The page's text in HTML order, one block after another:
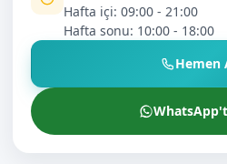
Hafta içi: 09:00 - 21:00
Hafta sonu: 10:00 - 18:00
Hemen